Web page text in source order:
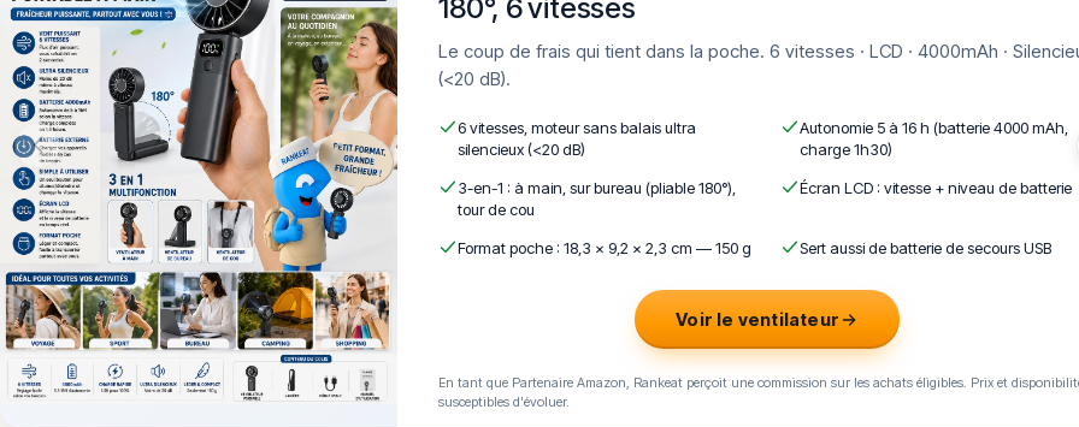
180°, 6 vitesses
Le coup de frais qui tient dans la poche. 6 vitesses · LCD · 4000mAh · Silencieux
(<20 dB).
6 vitesses, moteur sans balais ultra
silencieux (<20 dB)
Autonomie 5 à 16 h (batterie 4000 mAh,
charge 1h30)
3-en-1 : à main, sur bureau (pliable 180°),
tour de cou
Écran LCD : vitesse + niveau de batterie
Format poche : 18,3 × 9,2 × 2,3 cm — 150 g Sert aussi de batterie de secours USB
Voir le ventilateur
En tant que Partenaire Amazon, Rankeat perçoit une commission sur les achats éligibles. Prix et
susceptibles d'évoluer.